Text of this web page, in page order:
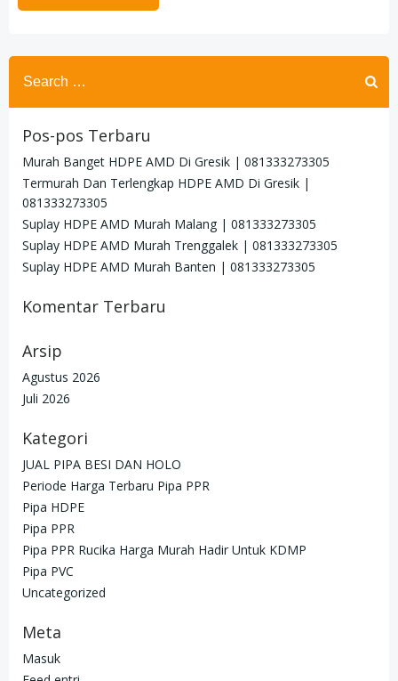
Search
for:
Pos-pos Terbaru
Murah Banget HDPE AMD Di Gresik | 081333273305
Termurah Dan Terlengkap HDPE AMD Di Gresik |
081333273305
Suplay HDPE AMD Murah Malang | 081333273305
Suplay HDPE AMD Murah Trenggalek | 081333273305
Suplay HDPE AMD Murah Banten | 081333273305
Komentar Terbaru
Arsip
Agustus 2026
Juli 2026
Kategori
JUAL PIPA BESI DAN HOLO
Periode Harga Terbaru Pipa PPR
Pipa HDPE
Pipa PPR
Pipa PPR Rucika Harga Murah Hadir Untuk KDMP
Pipa PVC
Uncategorized
Meta
Masuk